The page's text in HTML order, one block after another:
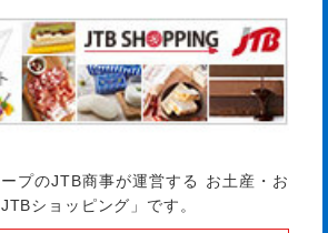
プのJTB商事が運営する お土産・お
ショッピング」です。